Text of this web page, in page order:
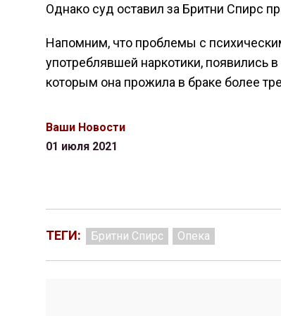
Однако суд оставил за Бритни Спирс
Напомним, что проблемы с
употреблявшей наркотики, появились
которым она прожила в браке более
Ваши Новости
01 июля 2021
ТЕГИ: Бритни Спирс Опека